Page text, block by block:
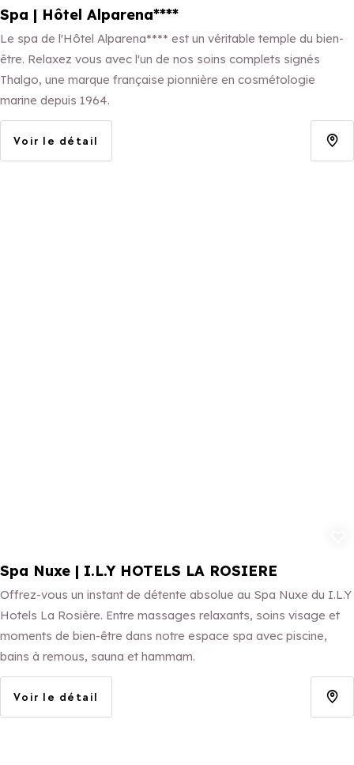
Spa | Hôtel Alparena****
Le spa de l'Hôtel Alparena**** est un véritable temple du bien-
être. Relaxez vous avec l'un de nos soins complets signés
Thalgo, une marque française pionnière en cosmétologie
marine depuis 1964.
Voir le détail
Spa Nuxe | I.L.Y HOTELS LA ROSIERE
Offrez-vous un instant de détente absolue au Spa Nuxe du I.L.Y
Hotels La Rosière. Entre massages relaxants, soins visage et
moments de bien-être dans notre espace spa avec piscine,
bains à remous, sauna et hammam.
Voir le détail